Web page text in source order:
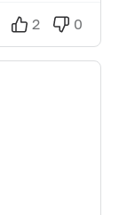
2 0